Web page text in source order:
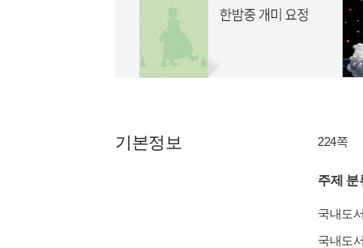
기본정보 224쪽
주제 분
국내도
국내도